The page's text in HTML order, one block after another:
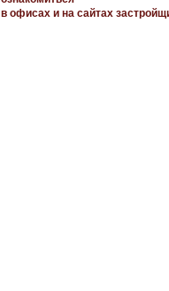
в офисах и на сайтах